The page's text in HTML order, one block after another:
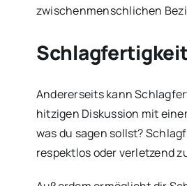
zwischenmenschlichen
Andererseits kann
hitzigen Diskussion mit
was du sagen sollst?
respektlos oder verletzend